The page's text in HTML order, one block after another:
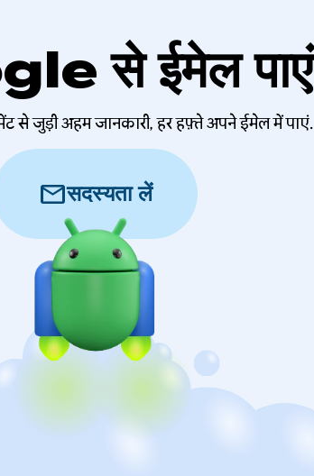
से ईमेल पाएं
से जुड़ी अहम जानकारी, हर हफ़्ते अपने ईमेल में पाएं.
mailसदस्यता लें